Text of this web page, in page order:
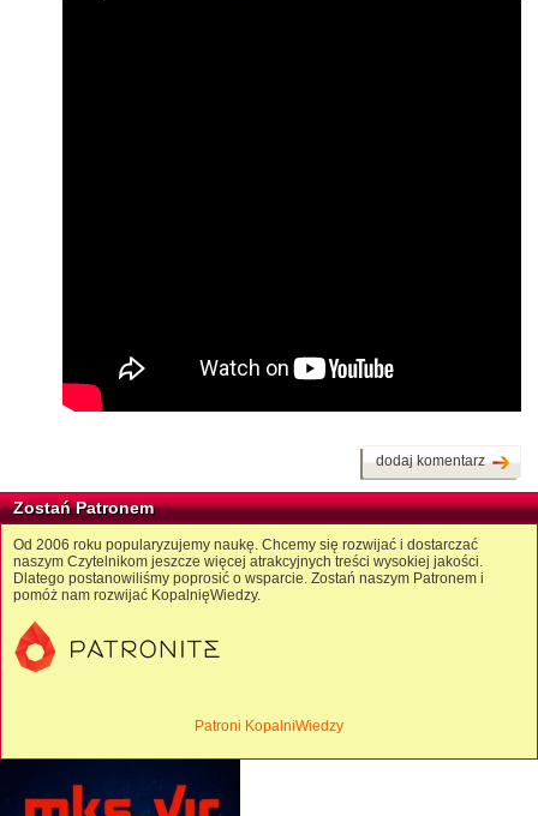
dodaj komentarz
Zostań Patronem
Od 2006 roku popularyzujemy naukę. Chcemy się rozwijać i dostarczać
naszym Czytelnikom jeszcze więcej atrakcyjnych treści wysokiej jakości.
Dlatego postanowiliśmy poprosić o wsparcie. Zostań naszym Patronem i
pomóż nam rozwijać KopalnięWiedzy.
Patroni KopalniWiedzy